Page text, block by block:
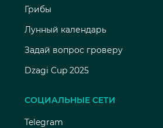
Грибы
Лунный календарь
Задай вопрос гроверу
Dzagi Cup 2025
СОЦИАЛЬНЫЕ СЕТИ
Telegram